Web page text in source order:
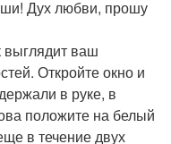
Дух любви, прошу
выглядит ваш
Откройте окно и
в руке, в
положите на белый
в течение двух